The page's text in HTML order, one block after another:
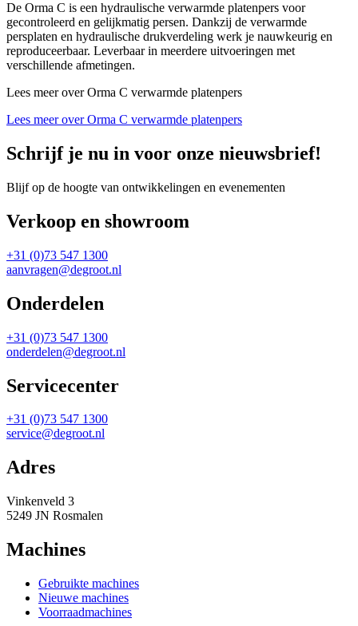
De Orma C is een hydraulische verwarmde platenpers voor
gecontroleerd en gelijkmatig persen. Dankzij de verwarmde
persplaten en hydraulische drukverdeling werk je nauwkeurig en
reproduceerbaar. Leverbaar in meerdere uitvoeringen met
verschillende afmetingen.
Lees meer over Orma C verwarmde platenpers
Lees meer over Orma C verwarmde platenpers
Schrijf je nu in voor onze nieuwsbrief!
Blijf op de hoogte van ontwikkelingen en evenementen
Verkoop en showroom
+31 (0)73 547 1300
aanvragen@degroot.nl
Onderdelen
+31 (0)73 547 1300
onderdelen@degroot.nl
Servicecenter
+31 (0)73 547 1300
service@degroot.nl
Adres
Vinkenveld 3
5249 JN Rosmalen
Machines
Gebruikte machines
Nieuwe machines
Voorraadmachines